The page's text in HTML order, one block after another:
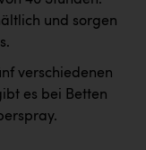
und sorgen
verschiedenen
es bei Betten